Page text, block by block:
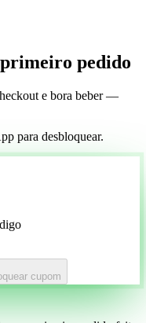
primeiro pedido
e bora beber —
para desbloquear.
cupom